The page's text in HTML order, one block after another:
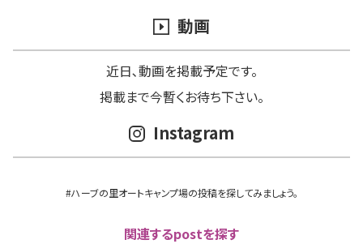
動画
近日､動画を掲載予定です。
掲載まで今暫くお待ち下さい。
Instagram
#ハーブの里オートキャンプ場の投稿を探してみましょう。
関連するpostを探す